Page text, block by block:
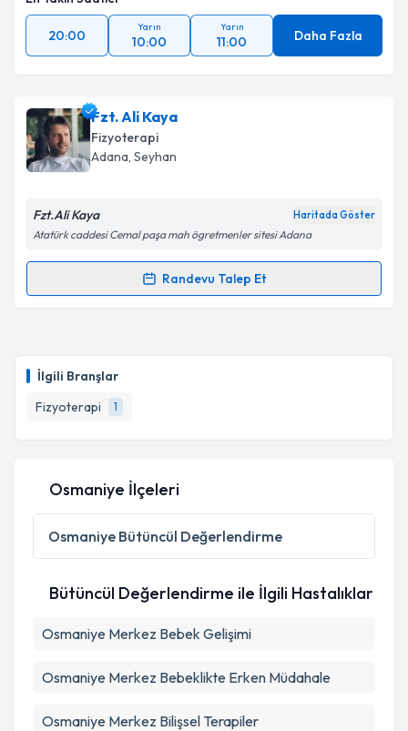
İlgili Branşlar
Fizyoterapi
1
20:00
Yarın
10:00
Yarın
11:00 Daha Fazla
Fzt. Ali Kaya
Fizyoterapi
Adana, Seyhan
Fzt.Ali Kaya Haritada Göster
Atatürk caddesi Cemal paşa mah ögretmenler sitesi Adana
Randevu Talep Et
Randevu Takvimi Talebi
hazırlandığında e-posta ile bilgilendireceğiz.
E-posta Adresiniz
Kişisel verilerimin işlenmesine ilişkinAydınlatma
Metni'ni okudum ve kişisel verilerimin belirtilen
kapsamda işlenmesini kabul ediyorum.
Takvim Talebini Gönder
Osmaniye İlçeleri
Osmaniye Bütüncül Değerlendirme
Bütüncül Değerlendirme ile İlgili Hastalıklar
Osmaniye Merkez Bebek Gelişimi
Osmaniye Merkez Bebeklikte Erken Müdahale
Osmaniye Merkez Bilişsel Terapiler